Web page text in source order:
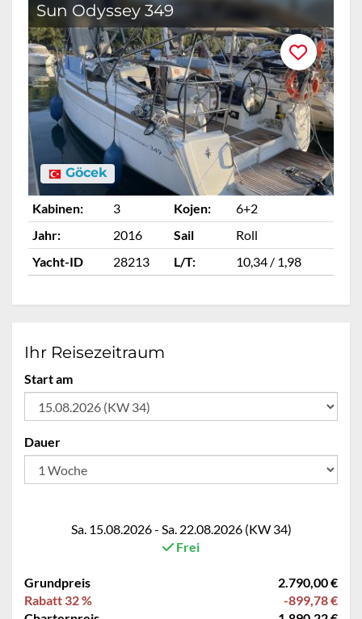
Sun Odyssey 349
Göcek
Kabinen: 3 Kojen:
6+2
Jahr:
2016 Sail
Roll
Yacht-ID
28213 L/T: 10,34 / 1,98
Ihr Reisezeitraum
Start am
Dauer
Sa. 15.08.2026 - Sa. 22.08.2026 (KW 34)
Frei
Grundpreis
2.790,00 €
Rabatt 32 %
-899,78 €